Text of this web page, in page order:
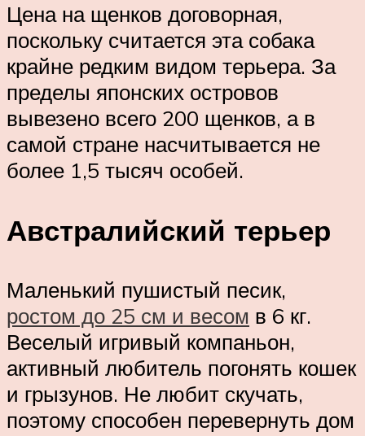
Цена на щенков договорная,
поскольку считается эта собака
крайне редким видом терьера. За
пределы японских островов
вывезено всего 200 щенков, а в
самой стране насчитывается не
более 1,5 тысяч особей.
Австралийский терьер
Маленький пушистый песик,
ростом до 25 см и весом в 6 кг.
Веселый игривый компаньон,
активный любитель погонять кошек
и грызунов. Не любит скучать,
поэтому способен перевернуть дом